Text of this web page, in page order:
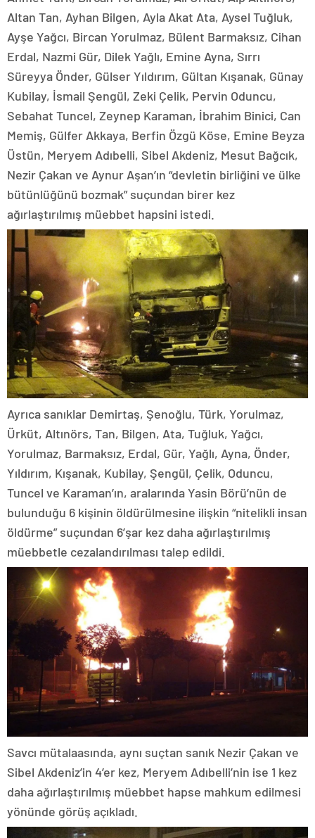
Altan Tan, Ayhan Bilgen, Ayla Akat Ata, Aysel Tuğluk,
Ayşe Yağcı, Bircan Yorulmaz, Bülent Barmaksız, Cihan
Erdal, Nazmi Gür, Dilek Yağlı, Emine Ayna, Sırrı
Süreyya Önder, Gülser Yıldırım, Gültan Kışanak, Günay
Kubilay, İsmail Şengül, Zeki Çelik, Pervin Oduncu,
Sebahat Tuncel, Zeynep Karaman, İbrahim Binici, Can
Memiş, Gülfer Akkaya, Berfin Özgü Köse, Emine Beyza
Üstün, Meryem Adıbelli, Sibel Akdeniz, Mesut Bağcık,
Nezir Çakan ve Aynur Aşan’ın “devletin birliğini ve ülke
bütünlüğünü bozmak” suçundan birer kez
ağırlaştırılmış müebbet hapsini istedi.
Ayrıca sanıklar Demirtaş, Şenoğlu, Türk, Yorulmaz,
Ürküt, Altınörs, Tan, Bilgen, Ata, Tuğluk, Yağcı,
Yorulmaz, Barmaksız, Erdal, Gür, Yağlı, Ayna, Önder,
Yıldırım, Kışanak, Kubilay, Şengül, Çelik, Oduncu,
Tuncel ve Karaman’ın, aralarında Yasin Börü’nün de
bulunduğu 6 kişinin öldürülmesine ilişkin “nitelikli insan
öldürme” suçundan 6’şar kez daha ağırlaştırılmış
müebbetle cezalandırılması talep edildi.
Savcı mütalaasında, aynı suçtan sanık Nezir Çakan ve
Sibel Akdeniz’in 4’er kez, Meryem Adıbelli’nin ise 1 kez
daha ağırlaştırılmış müebbet hapse mahkum edilmesi
yönünde görüş açıkladı.